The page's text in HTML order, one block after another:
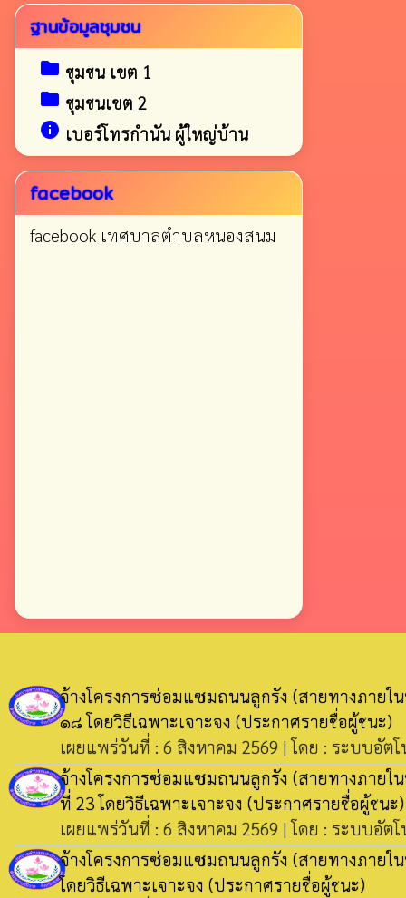
ฐานข้อมูลชุมชน
folder ชุมชน เขต 1
folder ชุมชนเขต 2
info เบอร์โทรกำนัน ผู้ใหญ่บ้าน
facebook
facebook เทศบาลตำบลหนองสนม
จ้างโครงการซ่อมแซมถนนลูกรัง (สายทางภาย
๑๘ โดยวิธีเฉพาะเจาะจง (ประกาศรายชื่อผู้ชนะ)
เผยแพร่วันที่ : 6 สิงหาคม 2569 | โดย : ระบบอัตโ
จ้างโครงการซ่อมแซมถนนลูกรัง (สายทางภาย
ที่ 23 โดยวิธีเฉพาะเจาะจง (ประกาศรายชื่อผู้ชนะ)
เผยแพร่วันที่ : 6 สิงหาคม 2569 | โดย : ระบบอัตโ
จ้างโครงการซ่อมแซมถนนลูกรัง (สายทางภายใ
โดยวิธีเฉพาะเจาะจง (ประกาศรายชื่อผู้ชนะ)